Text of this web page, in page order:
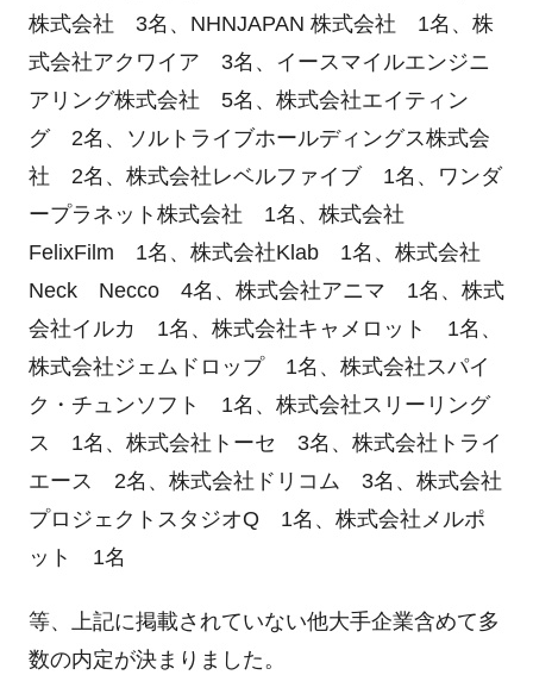
株式会社 3名、NHNJAPAN 株式会社 1名、株
式会社アクワイア 3名、イースマイルエンジニ
アリング株式会社 5名、株式会社エイティン
グ 2名、ソルトライブホールディングス株式会
社 2名、株式会社レベルファイブ 1名、ワンダ
ープラネット株式会社 1名、株式会社
FelixFilm 1名、株式会社Klab 1名、株式会社
Neck Necco 4名、株式会社アニマ 1名、株式
会社イルカ 1名、株式会社キャメロット 1名、
株式会社ジェムドロップ 1名、株式会社スパイ
ク・チュンソフト 1名、株式会社スリーリング
ス 1名、株式会社トーセ 3名、株式会社トライ
エース 2名、株式会社ドリコム 3名、株式会社
プロジェクトスタジオQ 1名、株式会社メルポ
ット 1名
等、上記に掲載されていない他大手企業含めて多
数の内定が決まりました。